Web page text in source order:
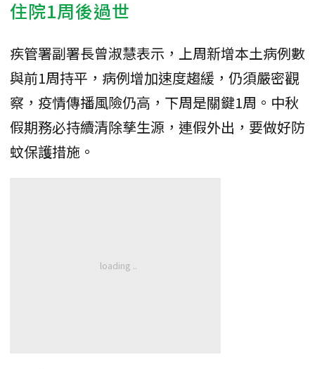
住院1周後過世
疾管署副署長曾淑慧表示，上周新增本土病例數
與前1周持平，病例增加速度趨緩，仍須嚴密觀
察，疫情傳播風險仍高，下周是關鍵1周。中秋
假期務必持續清除孳生源，連假外出，要做好防
蚊保護措施。